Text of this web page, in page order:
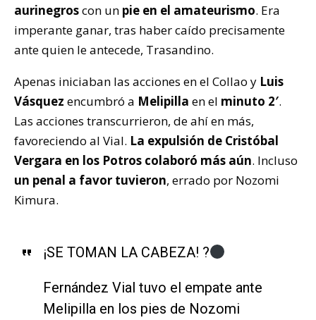
aurinegroscon un pie en el amateurismo. Era
imperante ganar, tras haber caído precisamente
ante quien le antecede, Trasandino.
Apenas iniciaban las acciones en el Collao y Luis
Vásquez encumbró a Melipilla en el minuto 2′.
Las acciones transcurrieron, de ahí en más,
favoreciendo al Vial. La expulsión de Cristóbal
Vergara en los Potros colaboró más aún. Incluso
un penal a favor tuvieron, errado por Nozomi
Kimura.
¡SE TOMAN LA CABEZA! ?
Fernández Vial tuvo el empate ante
Melipilla en los pies de Nozomi